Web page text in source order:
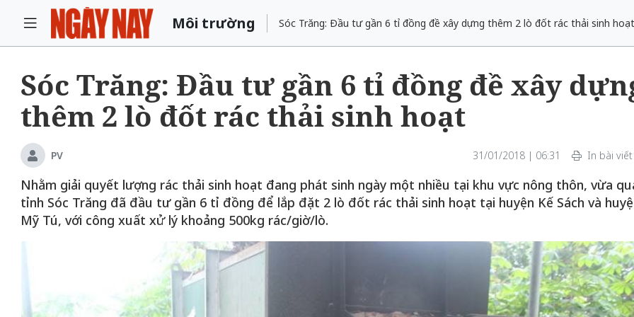
Môi trường Sóc Trăng: Đầu tư gần 6 tỉ đồng đề xây dựng thêm 2 lò đốt rác thải sinh hoạt
Sóc Trăng: Đầu tư gần 6 tỉ đồng đề xây
thêm 2 lò đốt rác thải sinh hoạt
PV 31/01/2018 | 06:31 In bài viết
Nhằm giải quyết lượng rác thải sinh hoạt đang phát sinh ngày một nhiều tại khu vực nông thôn, vừa
tỉnh Sóc Trăng đã đầu tư gần 6 tỉ đồng để lắp đặt 2 lò đốt rác thải sinh hoạt tại huyện Kế Sách và
Mỹ Tú, với công xuất xử lý khoảng 500kg rác/giờ/lò.